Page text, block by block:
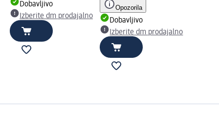
Dobavljivo
Izberite dm prodajalno
Opozorila
Dobavljivo
Izberite dm prodajalno